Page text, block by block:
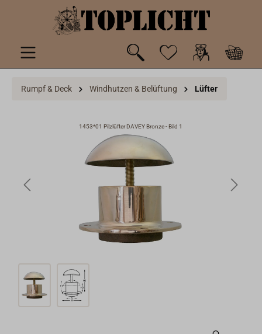
springen
Rumpf & Deck Windhutzen & Belüftung Lüfter
1453*01 Pilzlüfter DAVEY Bronze - Bild 1